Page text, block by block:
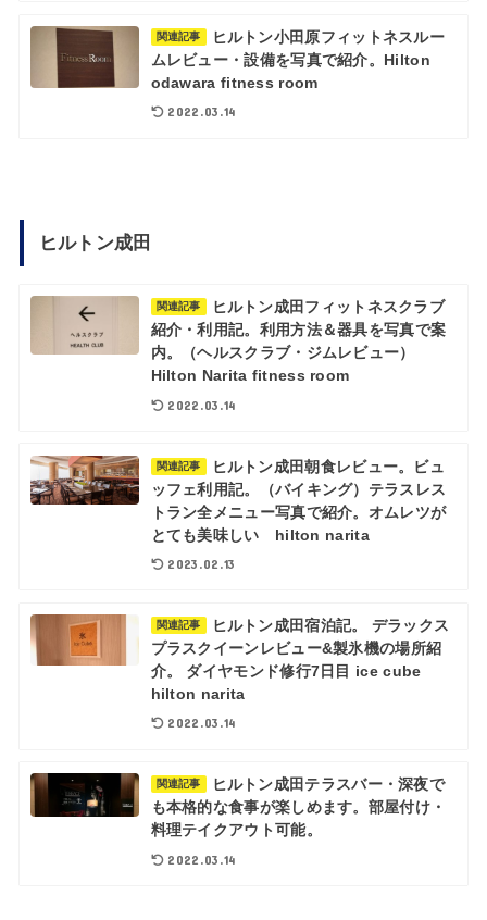
関連記事
ヒルトン小田原フィットネスルー
ムレビュー・設備を写真で紹介。Hilton
odawara fitness room
2022.03.14
ヒルトン成田
関連記事
ヒルトン成田フィットネスクラブ
紹介・利用記。利用方法＆器具を写真で案
内。（ヘルスクラブ・ジムレビュー）
Hilton Narita fitness room
2022.03.14
関連記事
ヒルトン成田朝食レビュー。ビュ
ッフェ利用記。（バイキング）テラスレス
トラン全メニュー写真で紹介。オムレツが
とても美味しい hilton narita
2023.02.13
関連記事
ヒルトン成田宿泊記。 デラックス
プラスクイーンレビュー&製氷機の場所紹
介。 ダイヤモンド修行7日目 ice cube
hilton narita
2022.03.14
関連記事
ヒルトン成田テラスバー・深夜で
も本格的な食事が楽しめます。部屋付け・
料理テイクアウト可能。
2022.03.14